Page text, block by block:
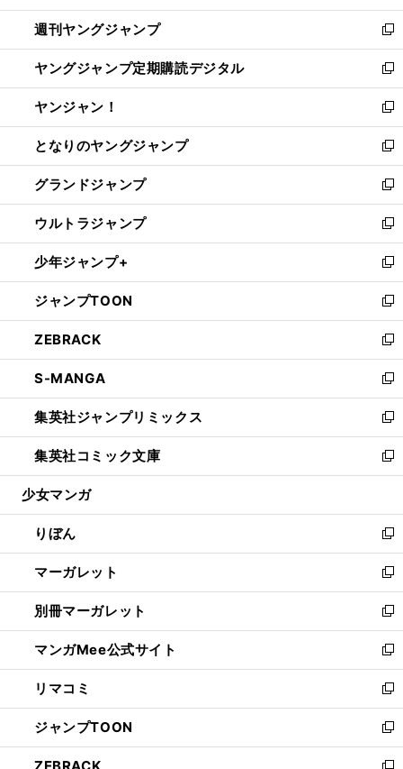
開
く
ウ
で
開
く
ン
ド
ウ
で
開
く
ウ
ィ
ン
ド
ウ
で
開
く
週刊ヤングジャンプ
新
し
い
ウ
ィ
ン
ド
ウ
で
開
く
ヤングジャンプ定期購読デジタル
新
し
い
ウ
ィ
ン
ド
ウ
で
開
く
ヤンジャン！
新
し
い
ウ
ィ
ン
ド
ウ
で
開
く
となりのヤングジャンプ
新
し
い
ウ
ィ
ン
ド
ウ
で
開
く
グランドジャンプ
新
し
い
ウ
ィ
ン
ド
ウ
で
開
く
ウルトラジャンプ
新
し
い
ウ
ィ
ン
ド
ウ
で
開
く
少年ジャンプ+
新
し
い
ウ
ィ
ン
ド
ウ
で
開
く
ジャンプTOON
新
し
い
ウ
ィ
ン
ド
ウ
で
開
ZEBRACK
新
し
い
ウ
ィ
ン
ド
ウ
開
く
S-MANGA
新
し
い
ウ
ィ
ン
ウ
で
開
く
集英社ジャンプリミックス
新
し
い
ウ
ン
ド
ウ
で
開
く
集英社コミック文庫
新
し
ウ
ィ
ン
ド
ウ
で
開
く
少女マンガ
りぼん
新
し
い
ウ
ィ
ン
ド
ウ
で
開
く
マーガレット
新
し
い
ウ
ィ
ン
ド
ウ
で
開
く
別冊マーガレット
新
し
い
ウ
ィ
ン
ド
ウ
マンガMee公式サイト
新
し
い
ウ
ィ
ン
リマコミ
新
し
い
ウ
ジャンプTOON
新
し